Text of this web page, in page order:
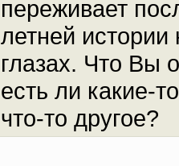
переживает
летней истории
глазах. Что Вы
есть ли какие-
что-то другое?